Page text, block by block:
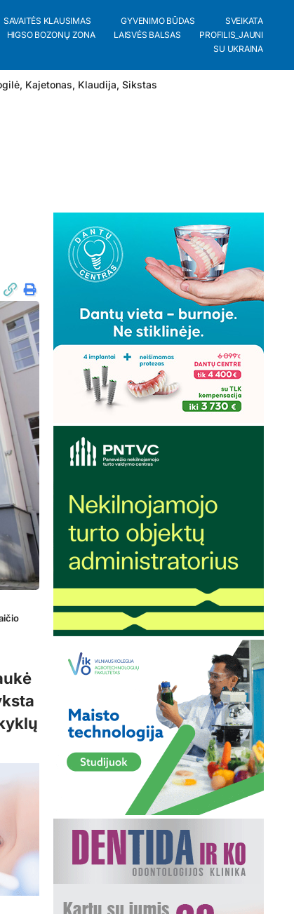
SAVAITĖS KLAUSIMAS GYVENIMO BŪDAS
SVEIKATA
HIGSO BOZONŲ ZONA LAISVĖS BALSAS
PROFILIS_JAUNI
SU UKRAINA
, Kajetonas, Klaudija, Sikstas